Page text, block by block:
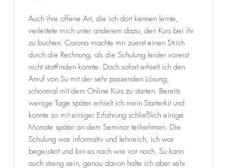
Auch ihre offene Art, die ich dort kennen lernte,
verleitete mich unter anderem dazu, den Kurs bei ihr
zu buchen. Corona machte mir zuerst einen Strich
durch die Rechnung, als die Schulung leider vorerst
nicht stattfinden konnte. Doch sofort erhielt ich den
Anruf von Su mit der sehr passenden Lösung,
schonmal mit dem Online Kurs zu starten. Bereits
wenige Tage später erhielt ich mein Starterkit und
konnte so mit einiger Erfahrung schließlich einige
Monate später an dem Seminar teilnehmen. Die
Schulung war informativ und lehrreich, ich war
begeistert und bin es nach wie vor noch. Su kann
auch streng sein, genau davon halte ich aber sehr